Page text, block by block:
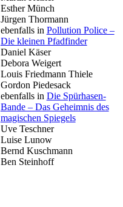
Esther Münch
Jürgen Thormann
ebenfalls in Pollution Police –
Die kleinen Pfadfinder
Daniel Käser
Debora Weigert
Louis Friedmann Thiele
Gordon Piedesack
ebenfalls in Die Spürhasen-
Bande – Das Geheimnis des
magischen Spiegels
Uve Teschner
Luise Lunow
Bernd Kuschmann
Ben Steinhoff